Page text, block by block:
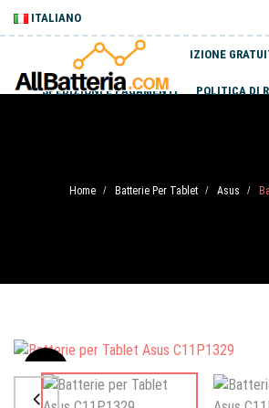
ITALIANO
SPEDIZIONE
SPEDIZIONI E PAGAMENTI POLITICA DI
Home / Batterie Per Tablet / Asus /
Sale